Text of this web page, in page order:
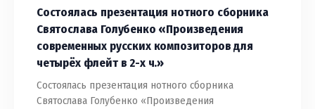
Состоялась презентация нотного сборника
Святослава Голубенко «Произведения
современных русских композиторов для
четырёх флейт в 2-х ч.»
Состоялась презентация нотного сборника
Святослава Голубенко «Произведения